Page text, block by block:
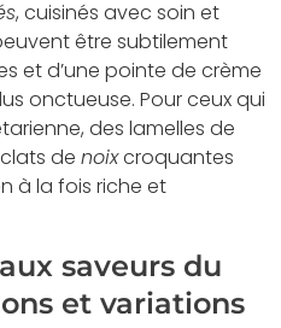
, cuisinés avec soin et
être subtilement
et d’une pointe de crème
onctueuse. Pour ceux qui
des lamelles de
de noixcroquantes
à la fois riche et
saveurs du
et variations